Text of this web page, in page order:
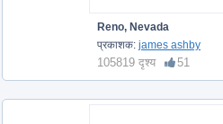
Reno, Nevada
प्रकाशक: james ashby
105819 दृश्य 51